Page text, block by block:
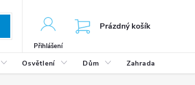
Přihlášení
Prázdný košík
Osvětlení Dům Zahrada